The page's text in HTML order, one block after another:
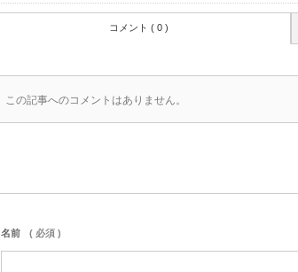
コメント ( 0 )
この記事へのコメントはありません。
名前 ( 必須 )